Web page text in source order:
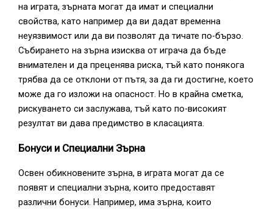
на играта, зърната могат да имат и специални
свойства, като например да ви дадат временна
неуязвимост или да ви позволят да тичате по-бързо.
Събирането на зърна изисква от играча да бъде
внимателен и да преценява риска, тъй като понякога
трябва да се отклони от пътя, за да ги достигне, което
може да го изложи на опасност. Но в крайна сметка,
рискуването си заслужава, тъй като по-високият
резултат ви дава предимство в класацията.
Бонуси и Специални Зърна
Освен обикновените зърна, в играта могат да се
появят и специални зърна, които предоставят
различни бонуси. Например, има зърна, които